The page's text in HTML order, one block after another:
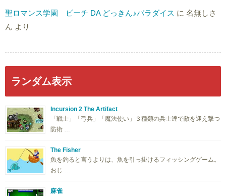
聖ロマンス学園 ビーチ DA どっきん♪パラダイス に 名無しさ
ん より
ランダム表示
Incursion 2 The Artifact
「戦士」「弓兵」「魔法使い」３種類の兵士達で敵を迎え撃つ
防衛 …
The Fisher
魚を釣ると言うよりは、魚を引っ掛けるフィッシングゲーム。
おじ …
麻雀